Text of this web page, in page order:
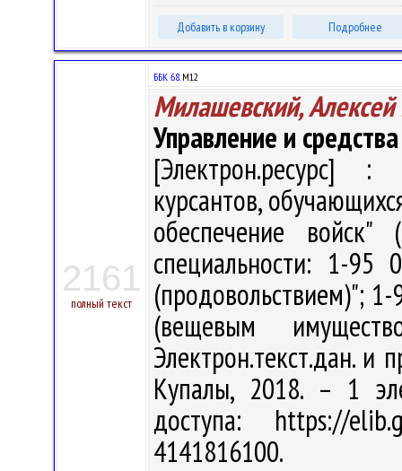
Добавить в корзину Подробнее
2161
полный текст
ББК 68.М12
Милашевский, Алексей
Управление и
[Электрон.ресурс] :
курсантов,
обеспечение
специальности: 1-95
(продовольствием)";
(вещевым
Электрон.текст.дан. и
Купалы, 2018. – 1
доступа: https://
4141816100.